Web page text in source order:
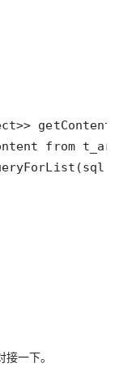
一下。